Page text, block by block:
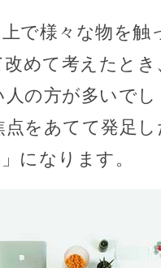
で様々な物を触
めて考えたと
の方が多いで
をあてて発足
になります。